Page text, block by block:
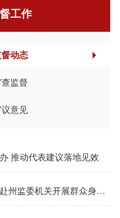
工作
督动态
监督
意见
推动代表建议落地见效
州人大常委会调研组赴州监委机关开展群众身边不正之风和腐败问题集中整治工作情况专题调研